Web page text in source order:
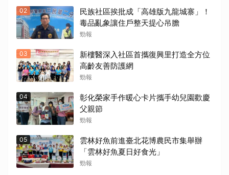
02
民族社區挨批成「高雄版九龍城寨」！
毒品亂象讓住戶整天提心吊膽
勁報
03
新樓醫深入社區首攜復興里打造全方位
高齡友善防護網
勁報
04
彰化榮家手作暖心卡片攜手幼兒園歡慶
父親節
勁報
05
雲林好魚前進臺北花博農民市集舉辦
「雲林好魚夏日好食光」
勁報